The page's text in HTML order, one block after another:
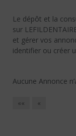
Le dépôt et la
sur
et gérer vos
identifier ou créer
Aucune Annonce
«« «